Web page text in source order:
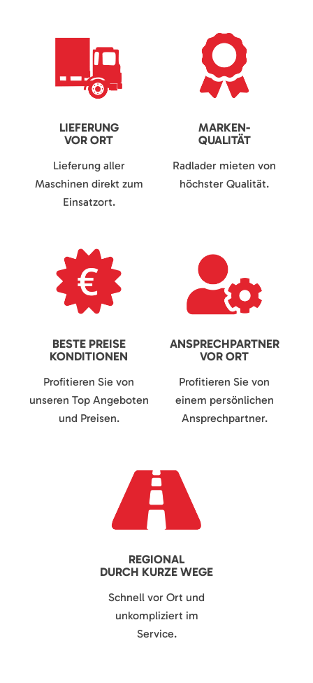
LIEFERUNG
VOR ORT
Lieferung aller
Maschinen direkt zum
Einsatzort.
MARKEN-
QUALITÄT
Radlader mieten von
höchster Qualität.
BESTE PREISE
KONDITIONEN
Profitieren Sie von
unseren Top Angeboten
und Preisen.
ANSPRECHPARTNER
VOR ORT
Profitieren Sie von
einem persönlichen
Ansprechpartner.
REGIONAL
DURCH KURZE WEGE
Schnell vor Ort und
unkompliziert im
Service.